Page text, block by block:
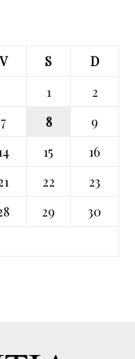
V S
D
1
2
7 8
9
15
16
22
23
29
30